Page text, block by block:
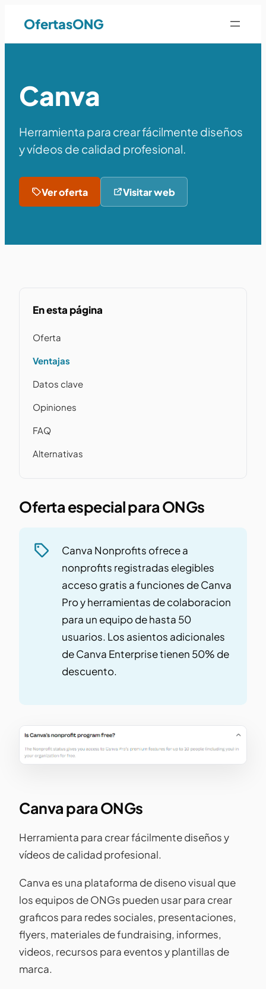
OfertasONG
Canva
Herramienta para crear fácilmente diseños
y vídeos de calidad profesional.
Ver oferta Visitar web
Oferta especial para ONGs
Canva Nonprofits ofrece a
nonprofits registradas elegibles
acceso gratis a funciones de Canva
Pro y herramientas de colaboracion
para un equipo de hasta 50
usuarios. Los asientos adicionales
de Canva Enterprise tienen 50% de
descuento.
Canva para ONGs
Herramienta para crear fácilmente diseños y
vídeos de calidad profesional.
Canva es una plataforma de diseno visual que
los equipos de ONGs pueden usar para crear
graficos para redes sociales, presentaciones,
flyers, materiales de fundraising, informes,
videos, recursos para eventos y plantillas de
marca.
En esta página
Oferta
Ventajas
Datos clave
Opiniones
FAQ
Alternativas